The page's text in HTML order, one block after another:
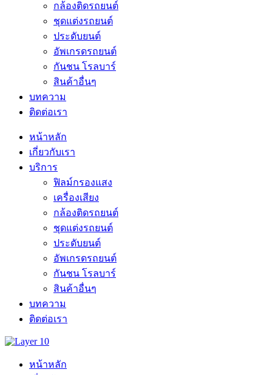
กล้องติดรถยนต์
ชุดแต่งรถยนต์
ประดับยนต์
อัพเกรดรถยนต์
กันชน โรลบาร์
สินค้าอื่นๆ
บทความ
ติดต่อเรา
หน้าหลัก
เกี่ยวกับเรา
บริการ
ฟิลม์กรองแสง
เครื่องเสียง
กล้องติดรถยนต์
ชุดแต่งรถยนต์
ประดับยนต์
อัพเกรดรถยนต์
กันชน โรลบาร์
สินค้าอื่นๆ
บทความ
ติดต่อเรา
หน้าหลัก